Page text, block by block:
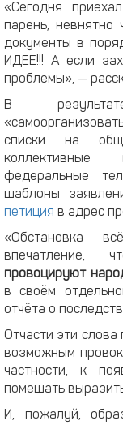
«Сегодня
парень,
документы в
ИДЕЕ!!! А если
проблемы», —
В
списки на
федеральные
шаблоны
петиция в адрес
«Обстановка
впечатление,
провоцируют
в своём
отчёта о
Отчасти эти
возможным
частности, к
помешать
И, пожалуй,